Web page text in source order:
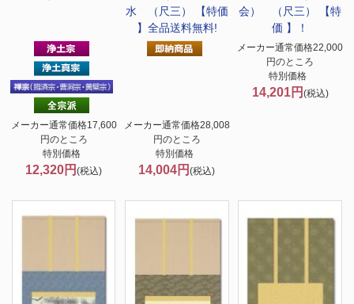
メーカー通常価格17,600
円のところ
特別価格
12,320円(税込)
水 （尺三） 【特価
】全品送料無料!
メーカー通常価格28,008
円のところ
特別価格
14,004円(税込)
会） （尺三） 【特
価 】！
メーカー通常価格22,000
円のところ
特別価格
14,201円 (税込)